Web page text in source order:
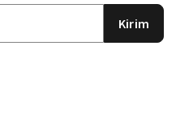
Kirim